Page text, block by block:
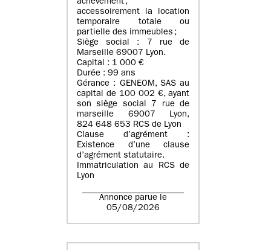
achèvement ;
accessoirement la location
temporaire totale ou
partielle des immeubles ;
Siège social : 7 rue de
Marseille 69007 Lyon.
Capital : 1 000 €
Durée : 99 ans
Gérance : GENEOM, SAS au
capital de 100 002 €, ayant
son siège social 7 rue de
marseille 69007 Lyon,
824 648 653 RCS de Lyon
Clause d’agrément :
Existence d’une clause
d’agrément statutaire.
Immatriculation au RCS de
Lyon
Annonce parue le
05/08/2026